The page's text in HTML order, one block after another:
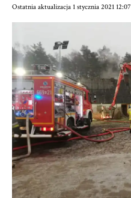
Ostatnia aktualizacja 1 stycznia 2021 12:07